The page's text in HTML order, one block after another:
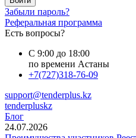
Забыли пароль?
Реферальная программа
Есть вопросы?
С 9:00 до 18:00
по времени Астаны
+7(727)318-76-09
support@tenderplus.kz
tenderpluskz
Блог
24.07.2026